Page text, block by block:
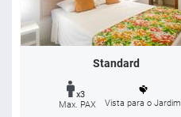
Standard
x3
Max. PAX
Vista para o Jardim